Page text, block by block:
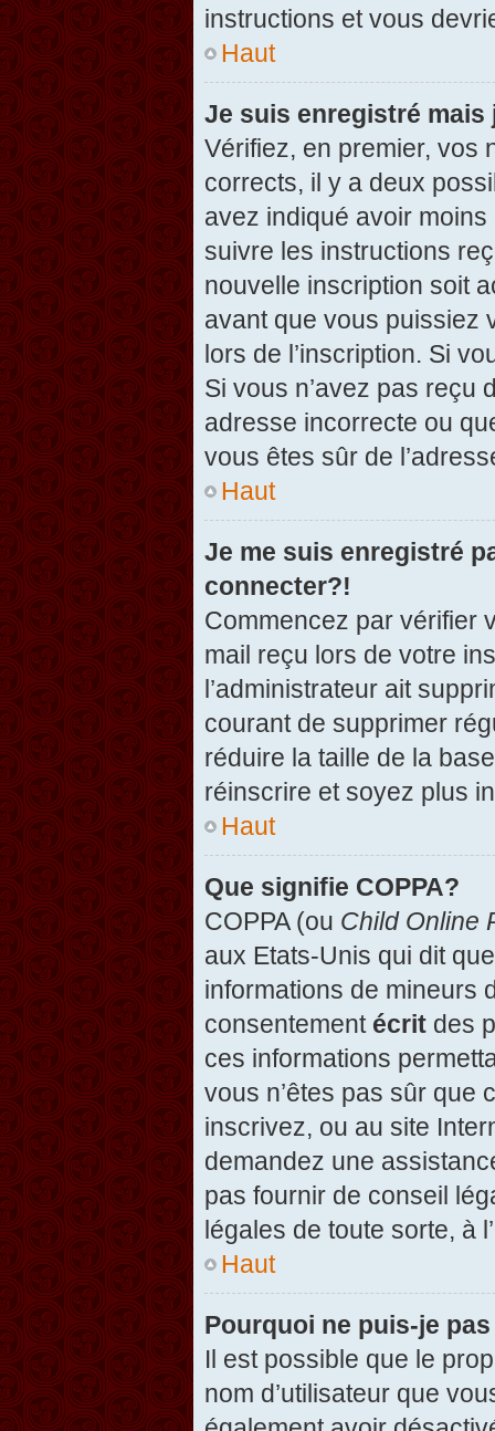
instructions et vous
Haut
Je suis enregistré mais
Vérifiez, en premier, vos
corrects, il y a deux
avez indiqué avoir
suivre les instructions
nouvelle inscription soit
avant que vous puissiez
lors de l’inscription. Si
Si vous n’avez pas reçu
adresse incorrecte ou
vous êtes sûr de
Haut
Je me suis enregistré
connecter?!
Commencez par vérifier
mail reçu lors de votre
l’administrateur ait
courant de supprimer
réduire la taille de la
réinscrire et soyez plus
Haut
Que signifie COPPA?
COPPA (ou Child Online
aux Etats-Unis qui dit
informations de mineurs
consentement écrit des
ces informations
vous n’êtes pas sûr que
inscrivez, ou au site
demandez une
pas fournir de conseil
légales de toute sorte, à
Haut
Pourquoi ne puis-je
Il est possible que le
nom d’utilisateur que